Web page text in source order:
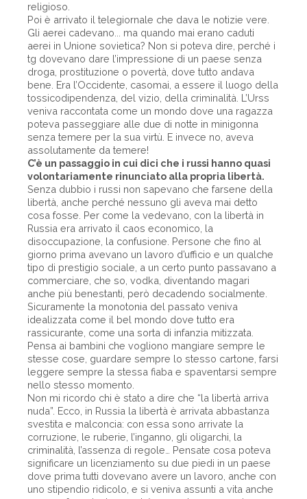
religioso.
Poi è arrivato il telegiornale che dava le notizie vere.
Gli aerei cadevano... ma quando mai erano caduti
aerei in Unione sovietica? Non si poteva dire, perché i
tg dovevano dare l’impressione di un paese senza
droga, prostituzione o povertà, dove tutto andava
bene. Era l’Occidente, casomai, a essere il luogo della
tossicodipendenza, del vizio, della criminalità. L’Urss
veniva raccontata come un mondo dove una ragazza
poteva passeggiare alle due di notte in minigonna
senza temere per la sua virtù. E invece no, aveva
assolutamente da temere!
C’è un passaggio in cui dici che i russi hanno quasi
volontariamente rinunciato alla propria libertà.
Senza dubbio i russi non sapevano che farsene della
libertà, anche perché nessuno gli aveva mai detto
cosa fosse. Per come la vedevano, con la libertà in
Russia era arrivato il caos economico, la
disoccupazione, la confusione. Persone che fino al
giorno prima avevano un lavoro d’ufficio e un qualche
tipo di prestigio sociale, a un certo punto passavano a
commerciare, che so, vodka, diventando magari
anche più benestanti, però decadendo socialmente.
Sicuramente la monotonia del passato veniva
idealizzata come il bel mondo dove tutto era
rassicurante, come una sorta di infanzia mitizzata.
Pensa ai bambini che vogliono mangiare sempre le
stesse cose, guardare sempre lo stesso cartone, farsi
leggere sempre la stessa fiaba e spaventarsi sempre
nello stesso momento.
Non mi ricordo chi è stato a dire che “la libertà arriva
nuda”. Ecco, in Russia la libertà è arrivata abbastanza
svestita e malconcia: con essa sono arrivate la
corruzione, le ruberie, l’inganno, gli oligarchi, la
criminalità, l’assenza di regole… Pensate cosa poteva
significare un licenziamento su due piedi in un paese
dove prima tutti dovevano avere un lavoro, anche con
uno stipendio ridicolo, e si veniva assunti a vita anche